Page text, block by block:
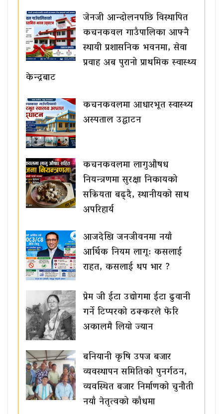
जेनजी आन्दोलनपछि विस्थापित
कचनकवल गाउँपालिका आफ्नै
स्थायी प्रशासनिक भवनमा, सेवा
प्रवाह अब पुरानो प्राथमिक स्वास्थ्य
केन्द्रबाट
कचनकवलमा आधारभूत स्वास्थ्य
अस्पताल उद्घाटन
कचनकवलमा लागुऔषध
नियन्त्रणमा सुरक्षा निकायको
सक्रियता बढ्दै, स्थानीयको साथ
अपरिहार्य
आजदेखि जनजीवनमा नयाँ
आर्थिक नियम लागू: कसलाई
राहत, कसलाई थप भार ?
प्रेम जी ईटा उद्योगमा ईटा ढुवानी
गर्ने टिप्परको ठक्करले फेरि
अकालमै लियो ज्यान
बनियानी कृषि उपज बजार
व्यवस्थापन समितिको पुनर्गठन,
व्यवस्थित बजार निर्माणको चुनौती
नयाँ नेतृत्वको काँधमा